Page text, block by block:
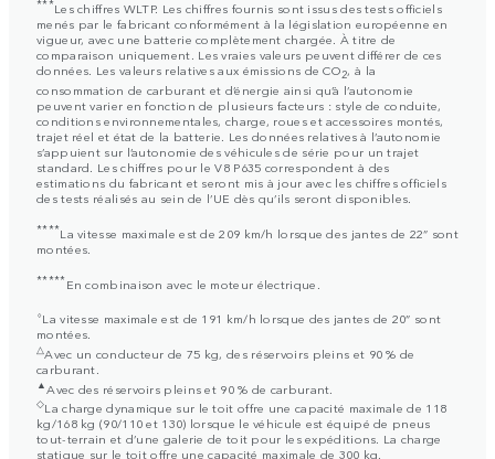
***Les chiffres WLTP. Les chiffres fournis sont issus des tests officiels
menés par le fabricant conformément à la législation européenne en
vigueur, avec une batterie complètement chargée. À titre de
comparaison uniquement. Les vraies valeurs peuvent différer de ces
données. Les valeurs relatives aux émissions de CO2, à la
consommation de carburant et d’énergie ainsi qu’à l’autonomie
peuvent varier en fonction de plusieurs facteurs : style de conduite,
conditions environnementales, charge, roues et accessoires montés,
trajet réel et état de la batterie. Les données relatives à l’autonomie
s’appuient sur l’autonomie des véhicules de série pour un trajet
standard. Les chiffres pour le V8 P635 correspondent à des
estimations du fabricant et seront mis à jour avec les chiffres officiels
des tests réalisés au sein de l’UE dès qu’ils seront disponibles.
****La vitesse maximale est de 209 km/h lorsque des jantes de 22” sont
montées.
*****En combinaison avec le moteur électrique.
⬨La vitesse maximale est de 191 km/h lorsque des jantes de 20” sont
montées.
△Avec un conducteur de 75 kg, des réservoirs pleins et 90 % de
carburant.
▲Avec des réservoirs pleins et 90 % de carburant.
◇La charge dynamique sur le toit offre une capacité maximale de 118
kg/168 kg (90/110 et 130) lorsque le véhicule est équipé de pneus
tout-terrain et d’une galerie de toit pour les expéditions. La charge
statique sur le toit offre une capacité maximale de 300 kg.